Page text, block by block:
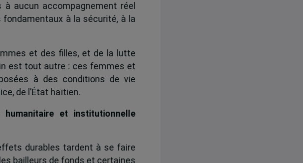
à aucun accompagnement réel
à la sécurité, à la
et des filles, et de la lutte
est tout autre : ces femmes et
à des conditions de vie
de l’État haïtien.
et institutionnelle
durables tardent à se faire
bailleurs de fonds et certaines